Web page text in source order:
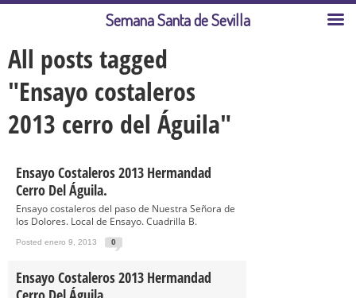
All posts tagged
"Ensayo costaleros
2013 cerro del Águila"
Ensayo Costaleros 2013 Hermandad
Cerro Del Águila.
Ensayo costaleros del paso de Nuestra Señora de
los Dolores. Local de Ensayo. Cuadrilla B.
Posted enero 9, 2013 0
Ensayo Costaleros 2013 Hermandad
Semana Santa de Sevilla